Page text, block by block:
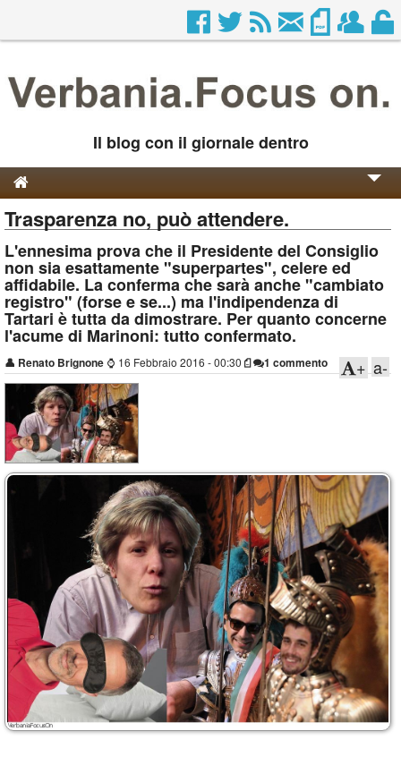
Il blog con il giornale dentro
Genesi e Storia
Contatti
Trasparenza no, può attendere.
L'ennesima prova che il Presidente del Consiglio
non sia esattamente "superpartes", celere ed
affidabile. La conferma che sarà anche "cambiato
registro" (forse e se...) ma l'indipendenza di
Tartari è tutta da dimostrare. Per quanto concerne
l'acume di Marinoni: tutto confermato.
👤 Renato Brignone ⌚ 16 Febbraio 2016 - 00:30 1 commento a-
+